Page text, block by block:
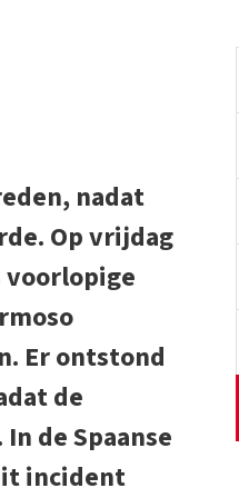
nadat
Op vrijdag
voorlopige
Er ontstond
de
de Spaanse
incident